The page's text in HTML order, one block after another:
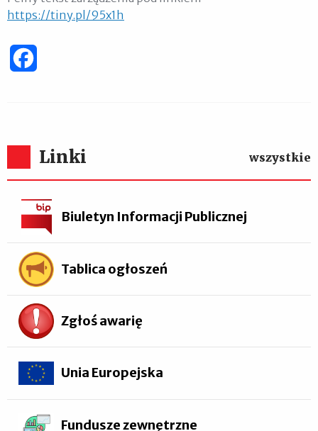
https://tiny.pl/95x1h
Linki wszystkie
Biuletyn Informacji Publicznej
Tablica ogłoszeń
Zgłoś awarię
Unia Europejska
Fundusze zewnętrzne